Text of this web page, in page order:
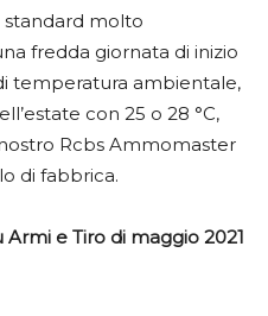
standard molto
fredda giornata di inizio
temperatura ambientale,
con 25 o 28 °C,
Rcbs Ammomaster
di fabbrica.
e Tiro di maggio 2021